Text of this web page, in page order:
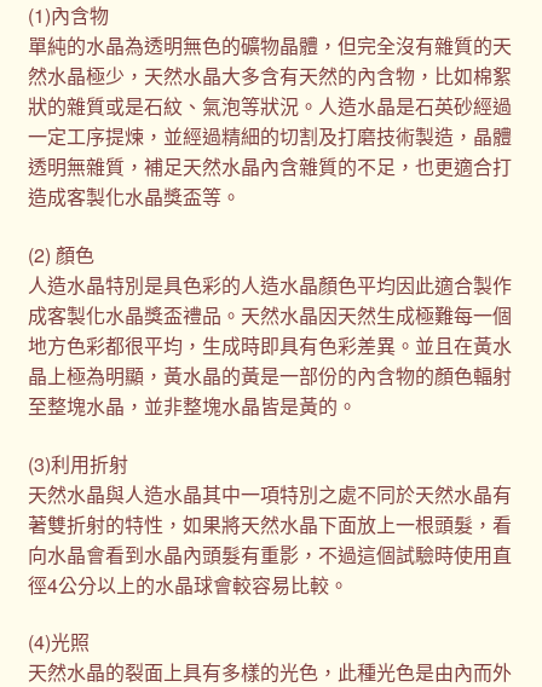
(1)內含物
單純的水晶為透明無色的礦物晶體，但完全沒有雜質的天
然水晶極少，天然水晶大多含有天然的內含物，比如棉絮
狀的雜質或是石紋、氣泡等狀況。人造水晶是石英砂經過
一定工序提煉，並經過精細的切割及打磨技術製造，晶體
透明無雜質，補足天然水晶內含雜質的不足，也更適合打
造成客製化水晶獎盃等。
(2) 顏色
人造水晶特別是具色彩的人造水晶顏色平均因此適合製作
成客製化水晶獎盃禮品。天然水晶因天然生成極難每一個
地方色彩都很平均，生成時即具有色彩差異。並且在黃水
晶上極為明顯，黃水晶的黃是一部份的內含物的顏色輻射
至整塊水晶，並非整塊水晶皆是黃的。
(3)利用折射
天然水晶與人造水晶其中一項特別之處不同於天然水晶有
著雙折射的特性，如果將天然水晶下面放上一根頭髮，看
向水晶會看到水晶內頭髮有重影，不過這個試驗時使用直
徑4公分以上的水晶球會較容易比較。
(4)光照
天然水晶的裂面上具有多樣的光色，此種光色是由內而外